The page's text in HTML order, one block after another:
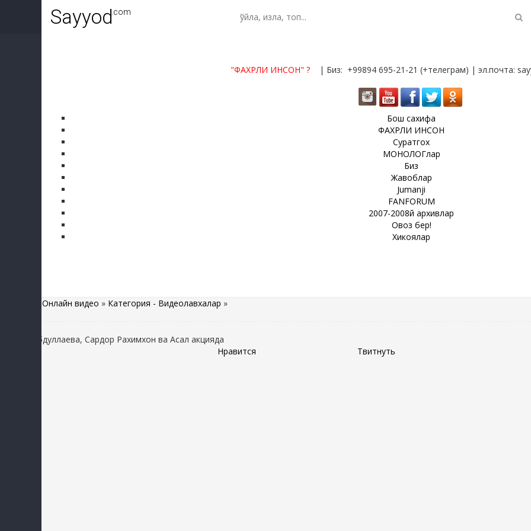
Sayyod.com
"ФАХРЛИ ИНСОН"? | Биз: +99894 695-21-21 (+телеграм) | эл.почта:
Бош сахифа
ФАХРЛИ ИНСОН
Суратгох
МОНОЛОГлар
Биз
Жавоблар
Jumanji
FANFORUM
2007-2008й архивлар
Овоз бер!
Хикоялар
Онлайн видео » Категория - Видеолавхалар »
Насиба Абдуллаева, Сардор Рахимхон ва Асал акцияда
Нравится
Твитнуть